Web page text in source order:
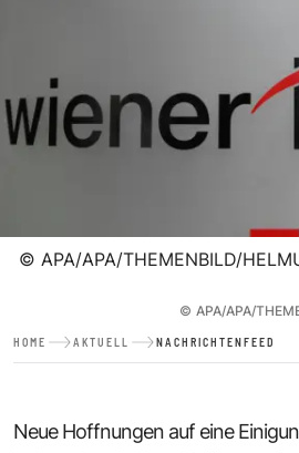
© APA/APA/THEMENBILD/
© APA/APA/
HOME AKTUELL NACHRICHTENFEED
Neue Hoffnungen auf eine